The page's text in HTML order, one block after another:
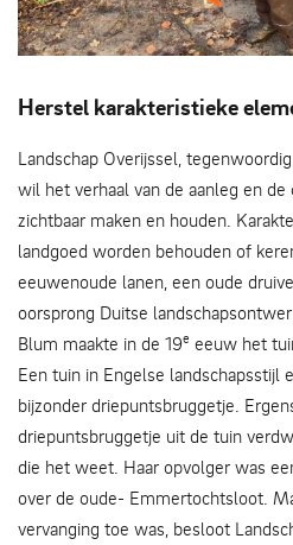
Herstel karakteristieke
Landschap Overijssel,
wil het verhaal van de aanleg en
zichtbaar maken en houden.
landgoed worden behouden of
eeuwenoude lanen, een oude
oorsprong Duitse
Blum maakte in de 19e eeuw het
Een tuin in Engelse landschapsstijl
bijzonder driepuntsbruggetje.
driepuntsbruggetje uit de tuin
die het weet. Haar opvolger was
over de oude- Emmertochtsloot.
vervanging toe was, besloot